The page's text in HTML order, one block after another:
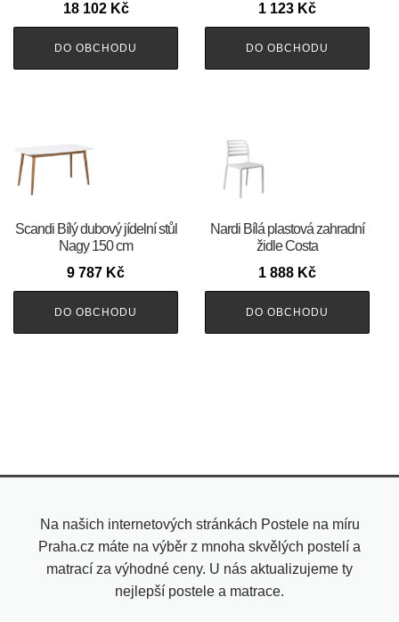
18 102 Kč
DO OBCHODU
1 123 Kč
DO OBCHODU
Scandi Bílý dubový jídelní stůl
Nagy 150 cm
9 787 Kč
DO OBCHODU
Nardi Bílá plastová zahradní
židle Costa
1 888 Kč
DO OBCHODU
Na našich internetových stránkách Postele na míru
Praha.cz máte na výběr z mnoha skvělých postelí a
matrací za výhodné ceny. U nás aktualizujeme ty
nejlepší postele a matrace.